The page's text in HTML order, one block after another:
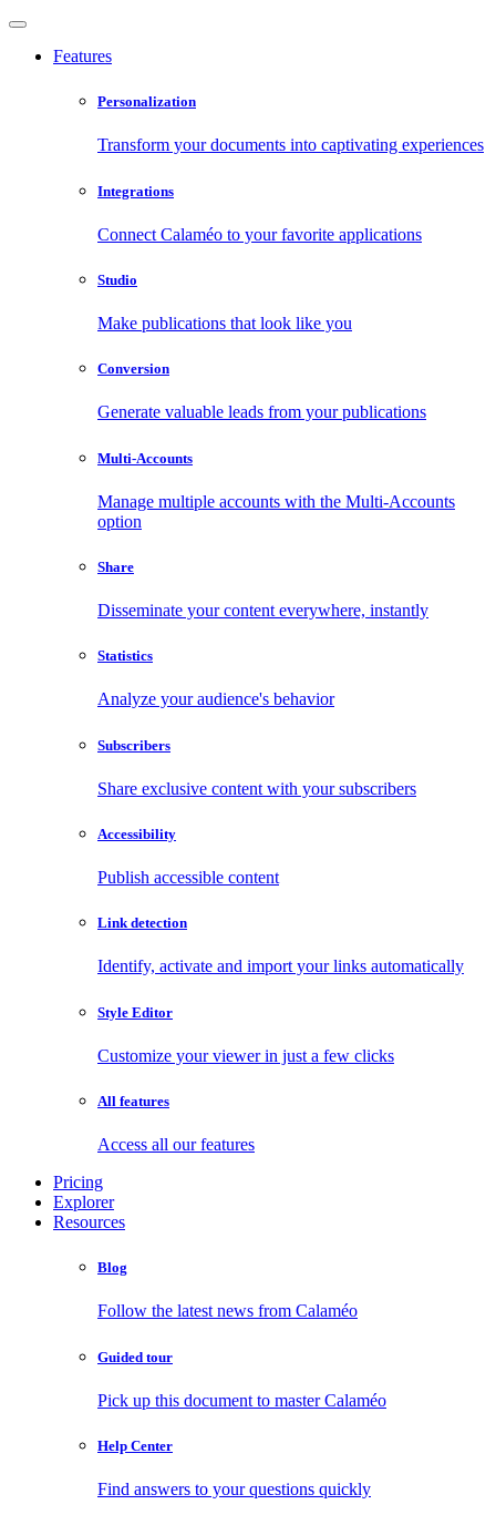
Features
Personalization
Transform your documents into captivating experiences
Integrations
Connect Calaméo to your favorite applications
Studio
Make publications that look like you
Conversion
Generate valuable leads from your publications
Multi-Accounts
Manage multiple accounts with the Multi-Accounts
option
Share
Disseminate your content everywhere, instantly
Statistics
Analyze your audience's behavior
Subscribers
Share exclusive content with your subscribers
Accessibility
Publish accessible content
Link detection
Identify, activate and import your links automatically
Style Editor
Customize your viewer in just a few clicks
All features
Access all our features
Pricing
Explorer
Resources
Blog
Follow the latest news from Calaméo
Guided tour
Pick up this document to master Calaméo
Help Center
Find answers to your questions quickly